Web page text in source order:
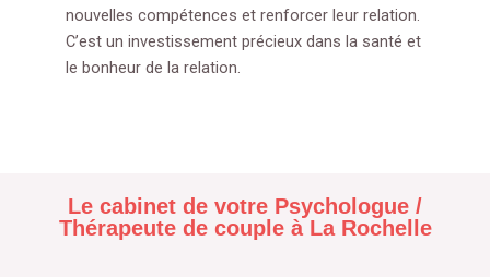
nouvelles compétences et renforcer leur relation.
C’est un investissement précieux dans la santé et
le bonheur de la relation.
Le cabinet de votre Psychologue /
Thérapeute de couple à La Rochelle